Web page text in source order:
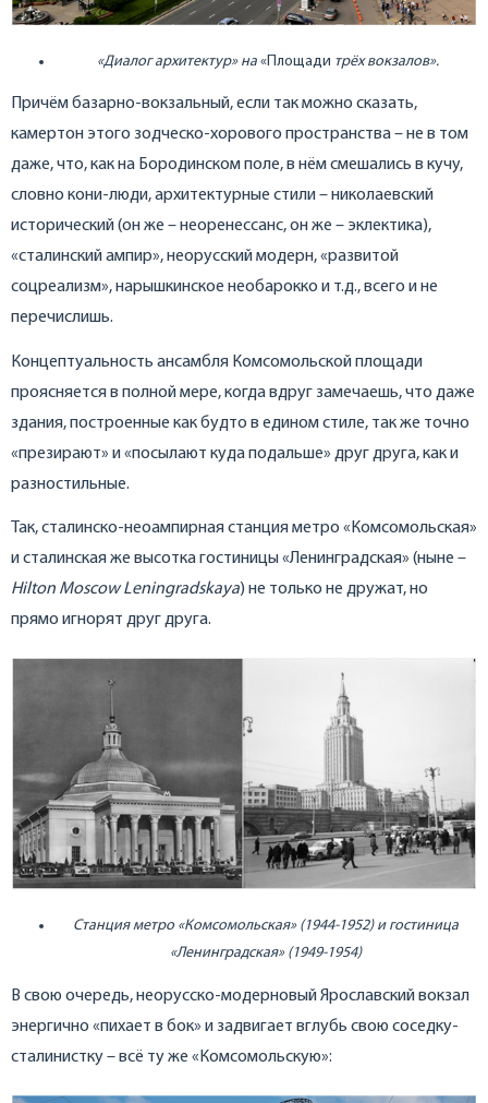
«Диалог архитектур» на«Площади трёх вокзалов».
Причём базарно-вокзальный, если так можно сказать,
камертон этого зодческо-хорового пространства – не в том
даже, что, как на Бородинском поле, в нём смешались в кучу,
словно кони-люди, архитектурные стили – николаевский
исторический (он же – неоренессанс, он же – эклектика),
«сталинский ампир», неорусский модерн, «развитой
соцреализм», нарышкинское необарокко и т.д., всего и не
перечислишь.
Концептуальность ансамбля Комсомольской площади
проясняется в полной мере, когда вдруг замечаешь, что даже
здания, построенные как будто в едином стиле, так же точно
«презирают» и «посылают куда подальше» друг друга, как и
разностильные.
Так, сталинско-неоампирная станция метро «Комсомольская»
и сталинская же высотка гостиницы «Ленинградская» (ныне –
Hilton Moscow Leningradskaya) не только не дружат, но
прямо игнорят друг друга.
Станция метро «Комсомольская» (1944-1952) и гостиница
«Ленинградская» (1949-1954)
В свою очередь, неорусско-модерновый Ярославский вокзал
энергично «пихает в бок» и задвигает вглубь свою соседку-
сталинистку – всё ту же «Комсомольскую»: